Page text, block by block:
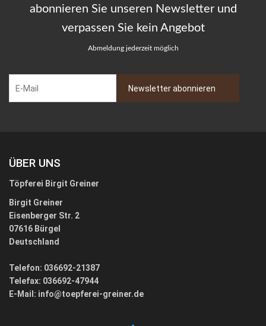
abonnieren Sie unseren Newsletter und
verpassen Sie kein Angebot
Abmeldung jederzeit möglich
ÜBER UNS
Töpferei Birgit Greiner
Birgit Greiner
Eisenberger Str. 2
07616 Bürgel
Deutschland
Telefon: 036692-21387
Telefax: 036692-47944
E-Mail: info@toepferei-greiner.de